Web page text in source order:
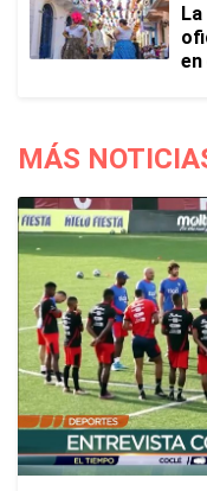
en
MÁS